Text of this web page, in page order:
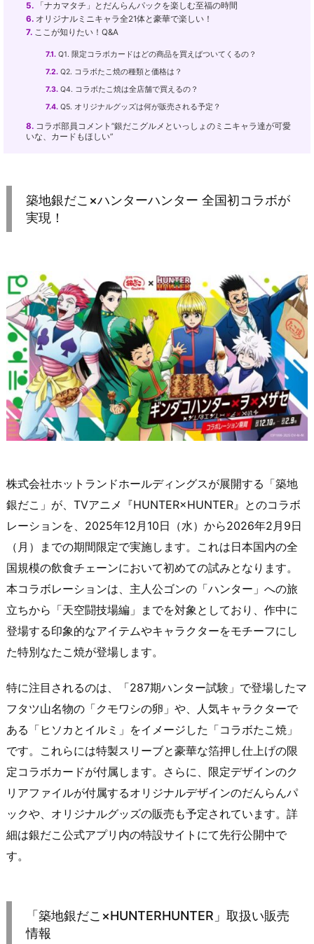
5. 「ナカマタチ」とだんらんパックを楽しむ至福の時間
6. オリジナルミニキャラ全21体と豪華で楽しい！
7. ここが知りたい！Q&A
7.1. Q1. 限定コラボカードはどの商品を買えばついてくるの？
7.2. Q2. コラボたこ焼の種類と価格は？
7.3. Q4. コラボたこ焼は全店舗で買えるの？
7.4. Q5. オリジナルグッズは何が販売される予定？
8. コラボ部員コメント”銀だこグルメといっしょのミニキャラ達が可愛
いな、カードもほしい”
築地銀だこ×ハンターハンター 全国初コラボが
実現！
株式会社ホットランドホールディングスが展開する「築地
銀だこ」が、TVアニメ『HUNTER×HUNTER』とのコラボ
レーションを、2025年12月10日（水）から2026年2月9日
（月）までの期間限定で実施します。これは日本国内の全
国規模の飲食チェーンにおいて初めての試みとなります。
本コラボレーションは、主人公ゴンの「ハンター」への旅
立ちから「天空闘技場編」までを対象としており、作中に
登場する印象的なアイテムやキャラクターをモチーフにし
た特別なたこ焼が登場します。
特に注目されるのは、「287期ハンター試験」で登場したマ
フタツ山名物の「クモワシの卵」や、人気キャラクターで
ある「ヒソカとイルミ」をイメージした「コラボたこ焼」
です。これらには特製スリーブと豪華な箔押し仕上げの限
定コラボカードが付属します。さらに、限定デザインのク
リアファイルが付属するオリジナルデザインのだんらんパ
ックや、オリジナルグッズの販売も予定されています。詳
細は銀だこ公式アプリ内の特設サイトにて先行公開中で
す。
「築地銀だこ×HUNTERHUNTER」取扱い販売
情報